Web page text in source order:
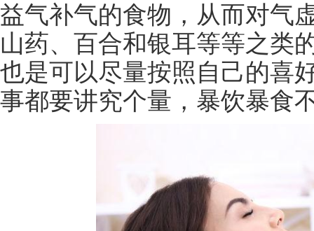
益气补气的食物，从而对气
山药、百合和银耳等等之类
也是可以尽量按照自己的喜
事都要讲究个量，暴饮暴食